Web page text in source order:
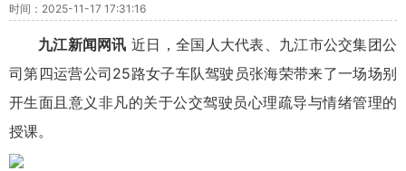
时间：2025-11-17 17:31:16
九江新闻网讯 近日，全国人大代表、九江市公交集团公
司第四运营公司25路女子车队驾驶员张海荣带来了一场场别
开生面且意义非凡的关于公交驾驶员心理疏导与情绪管理的
授课。